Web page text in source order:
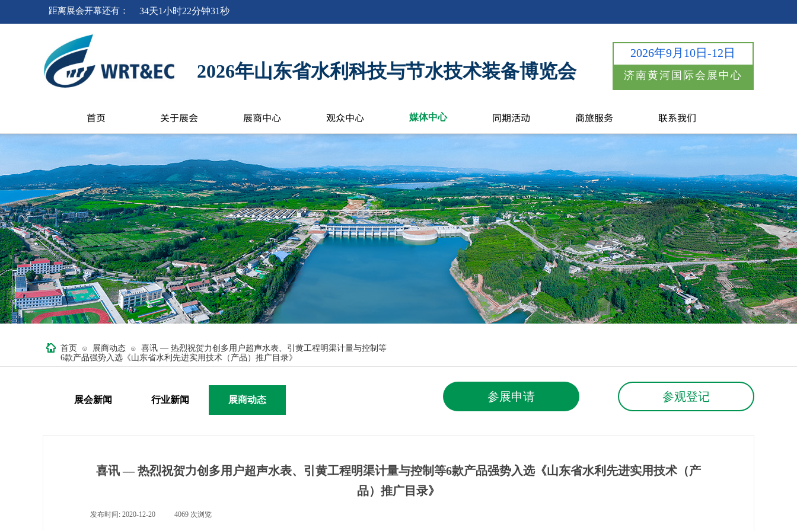
距离展会开幕还有 ： 34天1小时22分钟30秒
济南黄河国际会展中心
2026年9月10日-12日
2026年山东省水利科技与节水技术装备博览会
首页 关于展会 展商中心 观众中心 媒体中心 同期活动 商旅服务 联系我们
首页 ⊙ 展商动态 ⊙
喜讯 — 热烈祝贺力创多用户超声水表、引黄工程明渠计量与控制等
6款产品强势入选《山东省水利先进实用技术（产品）推广目录》
参展申请 参观登记
展会新闻 行业新闻 展商动态
喜讯 — 热烈祝贺力创多用户超声水表、引黄工程明渠计量与控制等6款产品强势入选《山东省水利先进实用技术（产
品）推广目录》
发布时间: 2020-12-20 4069 次浏览